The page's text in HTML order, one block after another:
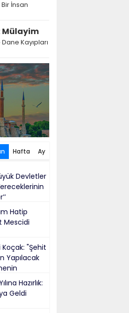
Bir İnsan
Mülayim
Kayıpları
Hafta Ay
Devletler
Hatip
Mescidi
Koçak: "Şehit
Yapılacak
Hazırlık:
Geldi